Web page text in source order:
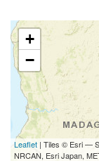
+
−
Leaflet | Tiles © Esri —
NRCAN, Esri Japan,